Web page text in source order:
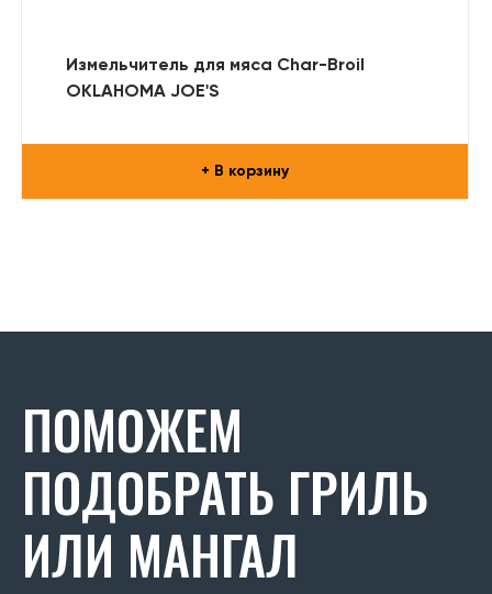
Измельчитель для мяса Char-Broil
OKLAHOMA JOE'S
+ В корзину
ПОМОЖЕМ
ПОДОБРАТЬ ГРИЛЬ
ИЛИ МАНГАЛ